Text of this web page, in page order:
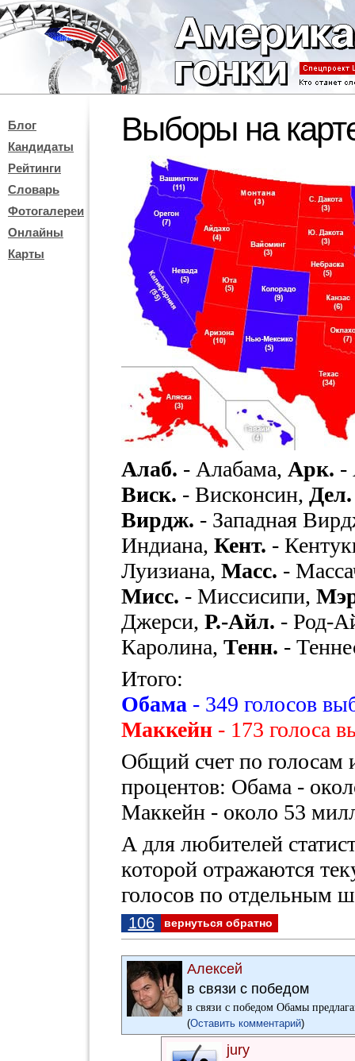
Блог
Кандидаты
Рейтинги
Словарь
Фотогалереи
Онлайны
Карты
Выборы на
Алаб. - Алабама, Арк. -
Виск. - Висконсин, Дел.
Вирдж. - Западная
Индиана, Кент. -
Луизиана, Масс. -
Мисс. - Миссисипи,
Джерси, Р.-Айл. - Род-
Каролина, Тенн. -
Итого:
Обама - 349 голосов
Маккейн - 173 голоса
Общий счет по голосам
процентов: Обама -
Маккейн - около 53
А для любителей
которой отражаются
голосов по отдельным
106 вернуться обратно
Алексей
в связи с победом
в связи с победом Обамы
(Оставить комментарий)
jury